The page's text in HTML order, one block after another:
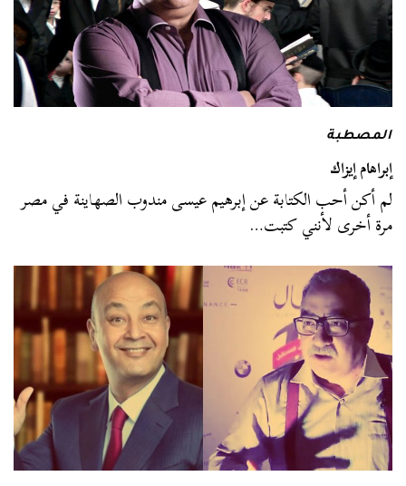
المصطبة
إبراهام إيزاك
لم أكن أحب الكتابة عن إبرهيم عيسى مندوب الصهاينة في مصر
مرة أخرى لأنني كتبت…